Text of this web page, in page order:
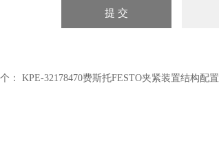
： KPE-32178470费斯托FESTO夹紧装置结构配置